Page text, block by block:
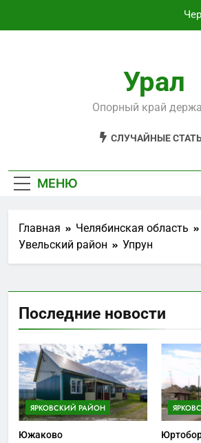
Урал
Опорный край
СЛУЧАЙНЫЕ
МЕНЮ
Главная Челябинская область
Увельский район
Упрун
Последние новости
ЯРКОВСКИЙ РАЙОН
Южаково